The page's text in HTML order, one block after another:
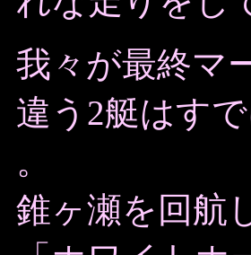
我々が最終マ
違う2艇はす
。
錐ヶ瀬を回航